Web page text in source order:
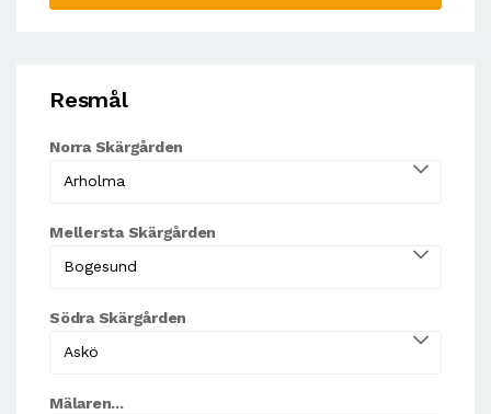
Resmål
Norra Skärgården
Mellersta Skärgården
Södra Skärgården
Mälaren...